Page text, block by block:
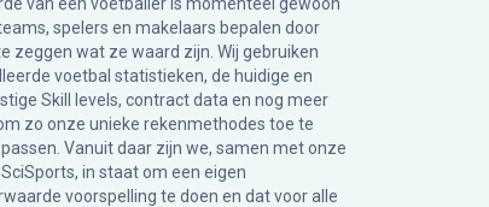
spelers en makelaars bepalen door
zeggen wat ze waard zijn. Wij gebruiken
voetbal statistieken, de huidige en
Skill levels, contract data en nog meer
zo onze unieke rekenmethodes toe te
Vanuit daar zijn we, samen met onze
in staat om een eigen
voorspelling te doen en dat voor alle